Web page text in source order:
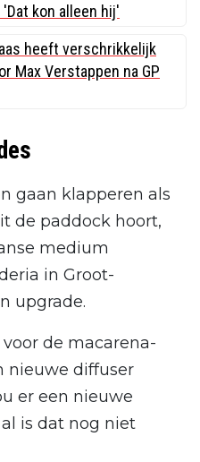
kon alleen hij'
heeft verschrikkelijk
Max Verstappen na GP
gaan klapperen als
de paddock hoort,
medium
in Groot-
upgrade.
de macarena-
nieuwe diffuser
er een nieuwe
is dat nog niet